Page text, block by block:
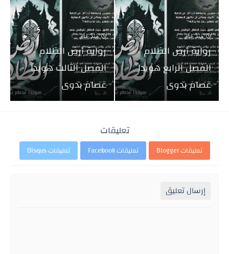
منذ عام
رواية أرض الظلام
الفصل الرابع هويدا
عصام بدوى
منذ عام
رواية أرض الظلام
الفصل الثالث هويدا
عصام بدوى
تعليقات
تعليقات Blogger تعليقات Facebook تعليقات Disqus
إرسال تعليق